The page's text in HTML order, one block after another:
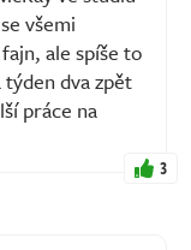
všemi
ale spíše to
dva zpět
práce na
3